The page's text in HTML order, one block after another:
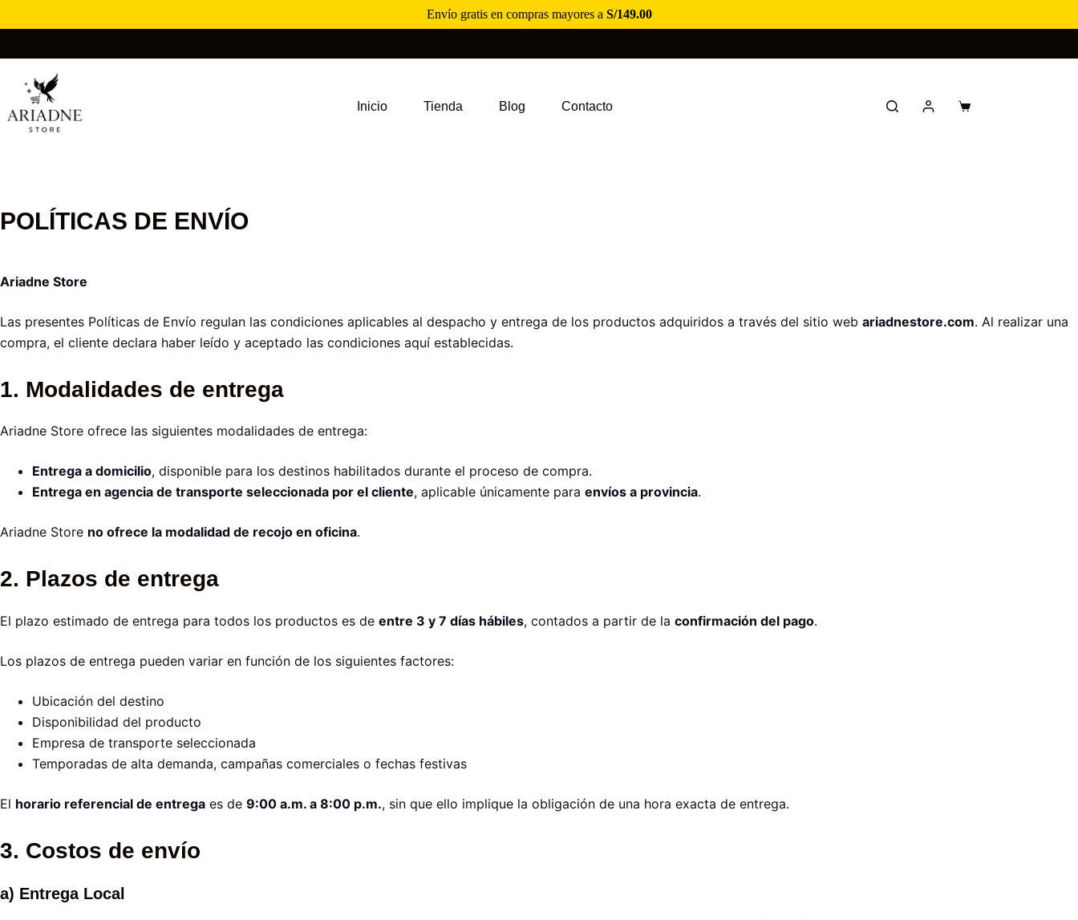
al
ENVÍO GRATIS EN COMPRAS MAYORES A S/ 149🚚
Inicio Tienda Blog Contacto
Carro
POLÍTICAS DE ENVÍO
Ariadne Store
Las presentes Políticas de Envío regulan las condiciones aplicables al despacho y entrega de los productos adquiridos a través del sitio web ariadnestore.com. Al realizar una
compra, el cliente declara haber leído y aceptado las condiciones aquí establecidas.
1. Modalidades de entrega
Ariadne Store ofrece las siguientes modalidades de entrega:
Entrega a domicilio, disponible para los destinos habilitados durante el proceso de compra.
Entrega en agencia de transporte seleccionada por el cliente, aplicable únicamente para envíos a provincia.
Ariadne Store no ofrece la modalidad de recojo en oficina.
2. Plazos de entrega
El plazo estimado de entrega para todos los productos es de entre 3 y 7 días hábiles, contados a partir de la confirmación del pago.
Los plazos de entrega pueden variar en función de los siguientes factores:
Ubicación del destino
Disponibilidad del producto
Empresa de transporte seleccionada
Temporadas de alta demanda, campañas comerciales o fechas festivas
El horario referencial de entrega es de 9:00 a.m. a 8:00 p.m., sin que ello implique la obligación de una hora exacta de entrega.
3. Costos de envío
a) Entrega Local
Envío gratis en compras mayores a S/149.00